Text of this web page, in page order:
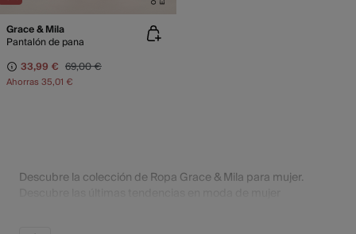
Grace & Mila
Pantalón de pana
33,99 € 69,00 €
Ahorras35,01 €
Descubre la colección de Ropa Grace & Mila para mujer.